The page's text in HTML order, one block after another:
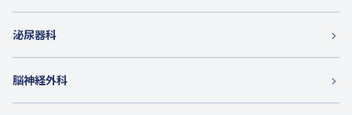
泌尿器科
脳神経外科